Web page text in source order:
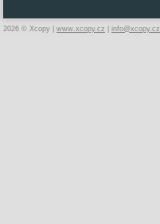
2026 © Xcopy | www.xcopy.cz info@xcopy.cz